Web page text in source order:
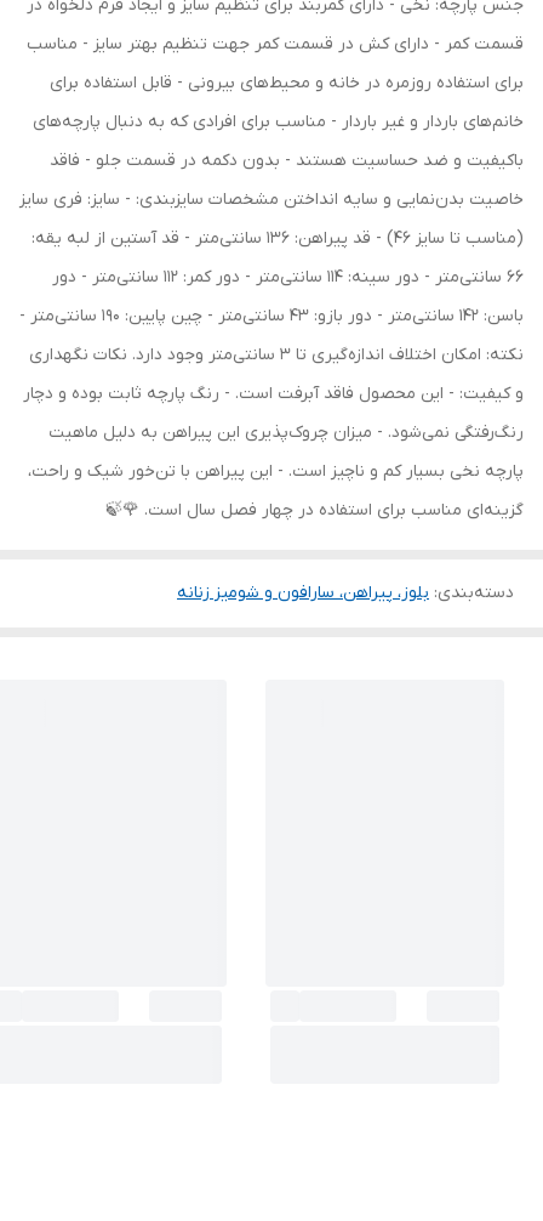
جنس پارچه: نخی - دارای کمربند برای تنظیم سایز و ایجاد فرم دلخواه در
قسمت کمر - دارای کش در قسمت کمر جهت تنظیم بهتر سایز - مناسب
برای استفاده روزمره در خانه و محیط‌های بیرونی - قابل استفاده برای
خانم‌های باردار و غیر باردار - مناسب برای افرادی که به دنبال پارچه‌های
باکیفیت و ضد حساسیت هستند - بدون دکمه در قسمت جلو - فاقد
خاصیت بدن‌نمایی و سایه انداختن مشخصات سایزبندی: - سایز: فری سایز
(مناسب تا سایز 46) - قد پیراهن: 136 سانتی‌متر - قد آستین از لبه یقه:
66 سانتی‌متر - دور سینه: 114 سانتی‌متر - دور کمر: 112 سانتی‌متر - دور
باسن: 142 سانتی‌متر - دور بازو: 43 سانتی‌متر - چین پایین: 190 سانتی‌متر -
نکته: امکان اختلاف اندازه‌گیری تا 3 سانتی‌متر وجود دارد. نکات نگهداری
و کیفیت: - این محصول فاقد آبرفت است. - رنگ پارچه ثابت بوده و دچار
رنگ‌رفتگی نمی‌شود. - میزان چروک‌پذیری این پیراهن به دلیل ماهیت
پارچه نخی بسیار کم و ناچیز است. - این پیراهن با تن‌خور شیک و راحت،
گزینه‌ای مناسب برای استفاده در چهار فصل سال است. 🌹🍃
دسته‌بندی: بلوز، پیراهن، سارافون و شومیز زنانه